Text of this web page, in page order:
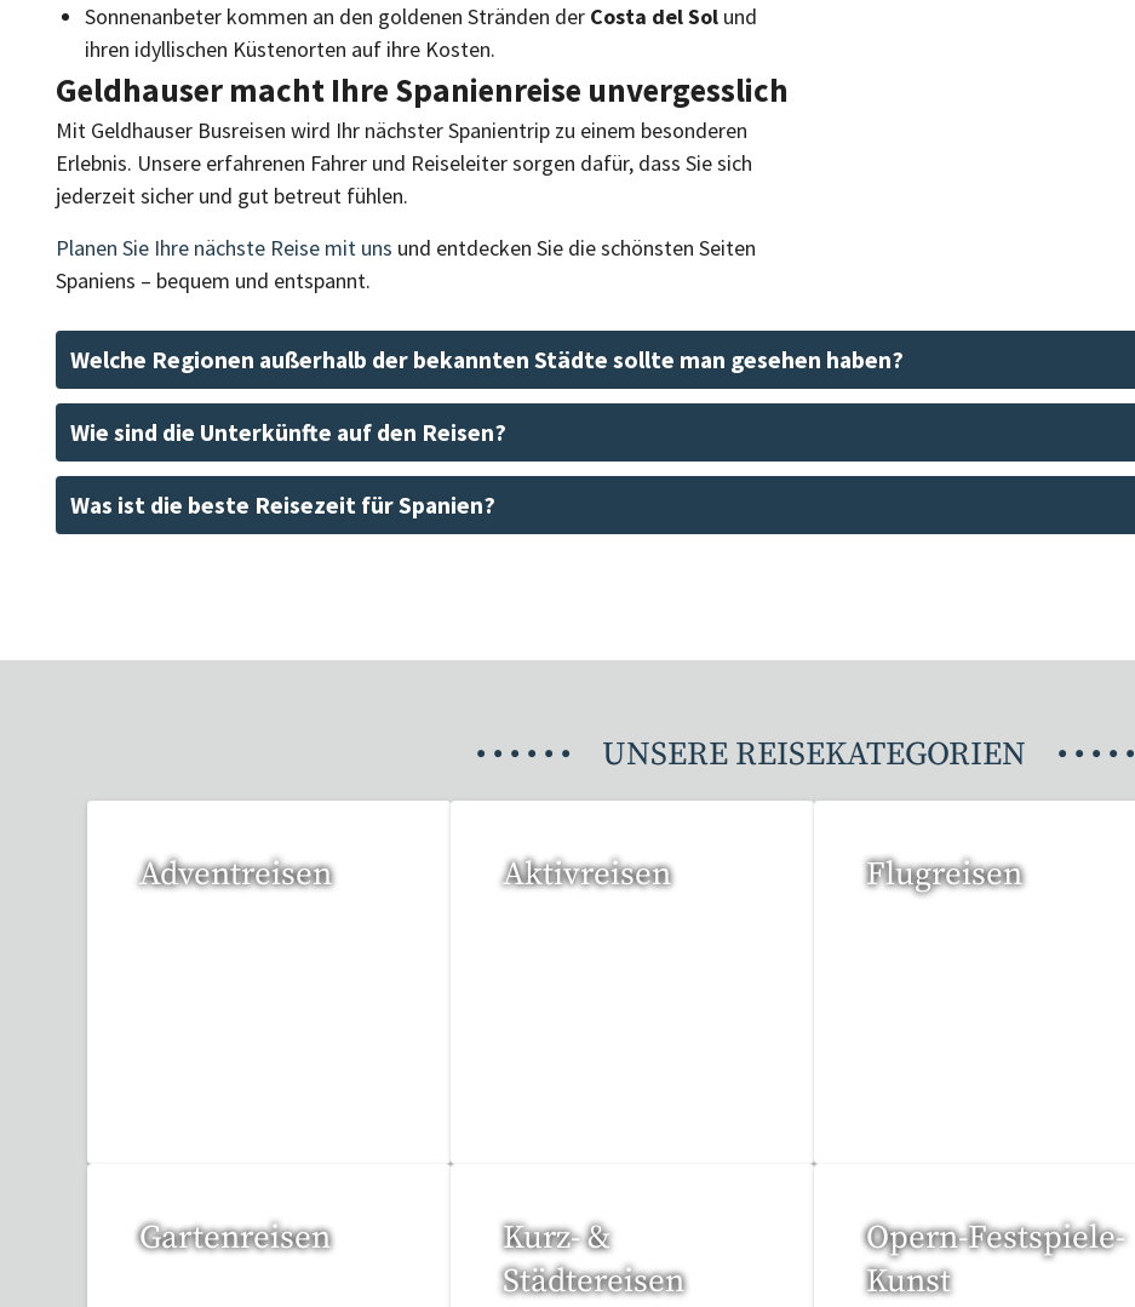
Sonnenanbeter kommen an den goldenen Stränden der Costa del Sol und
ihren idyllischen Küstenorten auf ihre Kosten.
Geldhauser macht Ihre Spanienreise unvergesslich
Mit Geldhauser Busreisen wird Ihr nächster Spanientrip zu einem besonderen
Erlebnis. Unsere erfahrenen Fahrer und Reiseleiter sorgen dafür, dass Sie sich
jederzeit sicher und gut betreut fühlen.
Planen Sie Ihre nächste Reise mit uns und entdecken Sie die schönsten Seiten
Spaniens – bequem und entspannt.
Welche Regionen außerhalb der bekannten Städte sollte man gesehen haben?
Wie sind die Unterkünfte auf den Reisen?
Was ist die beste Reisezeit für Spanien?
• • • • • • UNSERE REISEKATEGORIEN • • • • •
Adventreisen Aktivreisen Flugreisen
Gartenreisen
Kurz- &
Städtereisen
Opern-Festspiele-
Kunst